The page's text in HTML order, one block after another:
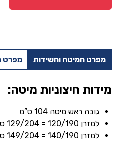
ארגז
מצעים
מתנה
מפרט המיטה והשידות מפרט
מידות חיצוניות מיטה:
גובה ראש מיטה 104 ס”מ
למזרן 120/190 = 129/204 ס”מ
למזרן 140/190 = 149/204 ס”מ